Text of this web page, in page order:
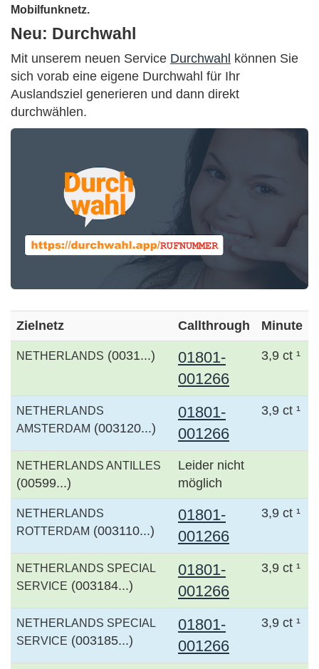
Mobilfunknetz.
Neu: Durchwahl
Mit unserem neuen Service Durchwahl können Sie
sich vorab eine eigene Durchwahl für Ihr
Auslandsziel generieren und dann direkt
durchwählen.
Zielnetz Callthrough Minute
NETHERLANDS (0031...)
01801-
001266
3,9 ct ¹
NETHERLANDS
AMSTERDAM (003120...)
01801-
001266
3,9 ct ¹
NETHERLANDS ANTILLES
(00599...)
Leider nicht
möglich
NETHERLANDS
ROTTERDAM (003110...)
01801-
001266
3,9 ct ¹
NETHERLANDS SPECIAL
SERVICE (003184...)
01801-
001266
3,9 ct ¹
NETHERLANDS SPECIAL
SERVICE (003185...)
01801-
001266
3,9 ct ¹